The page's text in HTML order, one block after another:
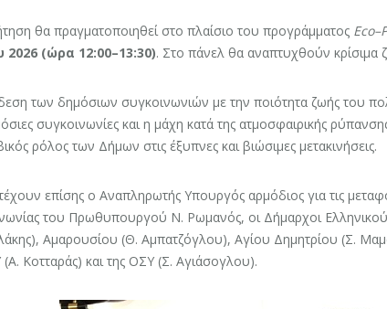
θα πραγματοποιηθεί στο πλαίσιο του προγράμματος
2026 (ώρα 12:00–13:30). Στο πάνελ θα αναπτυχθούν κρίσιμα
των δημόσιων συγκοινωνιών με την ποιότητα ζωής του
συγκοινωνίες και η μάχη κατά της ατμοσφαιρικής
ρόλος των Δήμων στις έξυπνες και βιώσιμες μετακινήσεις.
επίσης ο Αναπληρωτής Υπουργός αρμόδιος για τις
του Πρωθυπουργού N. Ρωμανός, οι Δήμαρχοι
Αμαρουσίου (Θ. Αμπατζόγλου), Αγίου Δημητρίου (Σ.
Κοτταράς) και της ΟΣΥ (Σ. Αγιάσογλου).